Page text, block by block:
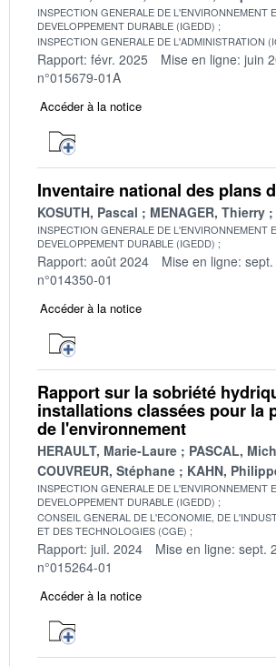
INSPECTION GENERALE DE L'ENVIRONNEMENT
DEVELOPPEMENT DURABLE (IGEDD)
INSPECTION GENERALE DE L'ADMINISTRATION
Rapport: févr. 2025 Mise en ligne: juin
n°015679-01A
Accéder à la notice
Inventaire national des plans
KOSUTH, Pascal MENAGER, Thierry
INSPECTION GENERALE DE L'ENVIRONNEMENT
DEVELOPPEMENT DURABLE (IGEDD)
Rapport: août 2024 Mise en ligne:
n°014350-01
Accéder à la notice
Rapport sur la sobriété
installations classées pour la
de l'environnement
HERAULT, Marie-Laure
PASCAL,
COUVREUR, Stéphane
KAHN,
INSPECTION GENERALE DE L'ENVIRONNEMENT
DEVELOPPEMENT DURABLE (IGEDD)
CONSEIL GENERAL DE L'ECONOMIE, DE
ET DES TECHNOLOGIES (CGE)
Rapport: juil. 2024 Mise en ligne: sept.
n°015264-01
Accéder à la notice